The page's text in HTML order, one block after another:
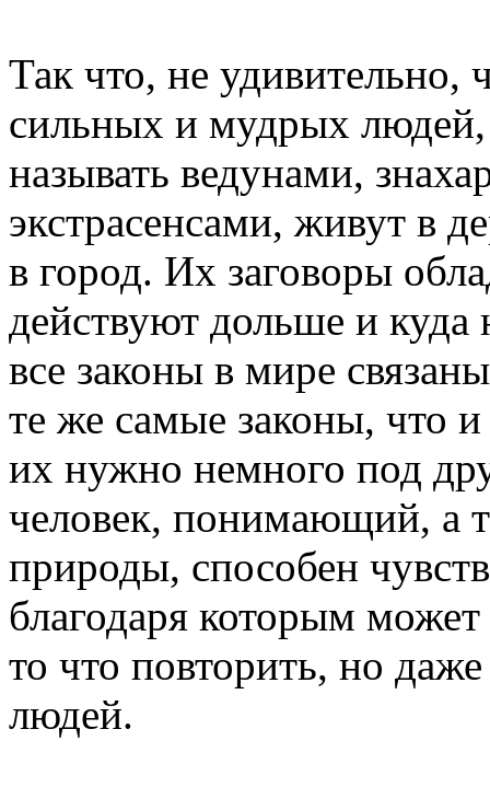
Так что, не удивительно,
сильных и мудрых
называть ведунами,
экстрасенсами, живут в
в город. Их заговоры
действуют дольше и куда
все законы в мире
те же самые законы, что и
их нужно немного под
человек, понимающий, а
природы, способен
благодаря которым
то что повторить, но
людей.